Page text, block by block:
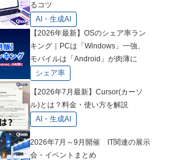
るコツ
AI・生成AI
【2026年最新】OSのシェア率ラン
キング｜PCは「Windows」一強、
モバイルは「Android」が肉薄に
シェア率
【2026年7月最新】Cursor(カーソ
ル)とは？料金・使い方を解説
AI・生成AI
2026年7月～9月開催 IT関連の展示
会・イベントまとめ